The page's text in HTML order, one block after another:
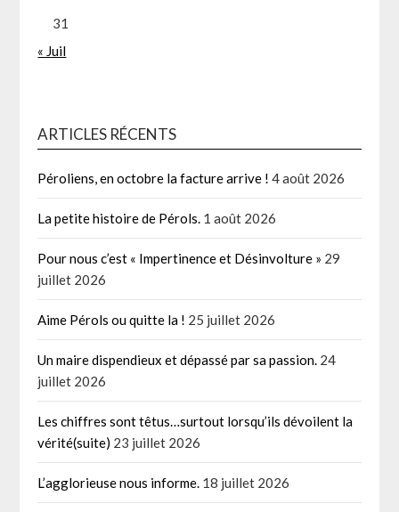
31
« Juil
ARTICLES RÉCENTS
Péroliens, en octobre la facture arrive ! 4 août 2026
La petite histoire de Pérols. 1 août 2026
Pour nous c’est « Impertinence et Désinvolture » 29
juillet 2026
Aime Pérols ou quitte la ! 25 juillet 2026
Un maire dispendieux et dépassé par sa passion. 24
juillet 2026
Les chiffres sont têtus…surtout lorsqu’ils dévoilent la
vérité(suite) 23 juillet 2026
L’agglorieuse nous informe. 18 juillet 2026